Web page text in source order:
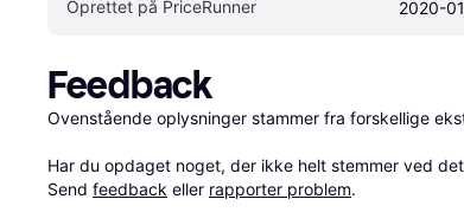
Oprettet på PriceRunner 2020-
Feedback
Ovenstående oplysninger stammer fra forskellige
Har du opdaget noget, der ikke helt stemmer ved
Send feedback eller rapporter problem.